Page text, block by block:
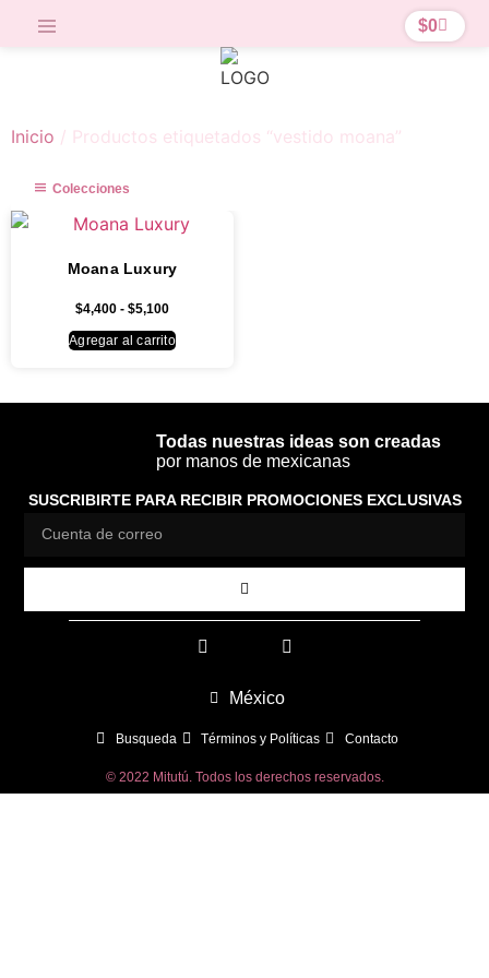
$0
Inicio / Productos etiquetados “vestido moana”
Colecciones
Moana Luxury
$4,400 - $5,100
Agregar al carrito
Todas nuestras ideas son creadas
por manos de mexicanas
SUSCRIBIRTE PARA RECIBIR PROMOCIONES EXCLUSIVAS
México
Busqueda Términos y Políticas Contacto
© 2022 Mitutú. Todos los derechos reservados.